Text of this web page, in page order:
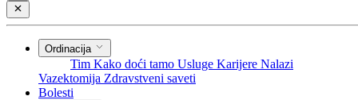
Ordinacija
Tim Kako doći tamo Usluge Karijere Nalazi
Vazektomija Zdravstveni saveti
Bolesti